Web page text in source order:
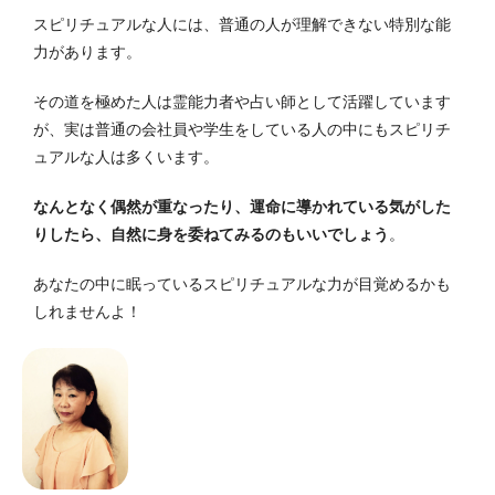
スピリチュアルな人には、普通の人が理解できない特別な能
力があります。
その道を極めた人は霊能力者や占い師として活躍しています
が、実は普通の会社員や学生をしている人の中にもスピリチ
ュアルな人は多くいます。
なんとなく偶然が重なったり、運命に導かれている気がした
りしたら、自然に身を委ねてみるのもいいでしょう 。
あなたの中に眠っているスピリチュアルな力が目覚めるかも
しれませんよ！